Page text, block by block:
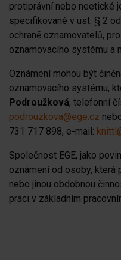
protiprávní nebo neetické
specifikované v ust. § 2
ochraně oznamovatelů,
oznamovacího systému a
Oznámení mohou být
oznamovacího systému,
Podroužková, telefonní
podrouzkova@ege.cz
731 717 898, e-mail:
Společnost EGE, jako
oznámení od osoby, která
nebo jinou obdobnou
práci v základním